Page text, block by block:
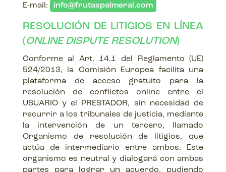
E-mail:
info@frutaspalmeral.com
RESOLUCIÓN DE LITIGIOS EN LÍNEA
(ONLINE DISPUTE RESOLUTION)
Conforme al Art. 14.1 del Reglamento (UE)
524/2013, la Comisión Europea facilita una
plataforma de acceso gratuito para la
resolución de conflictos online entre el
USUARIO y el PRESTADOR, sin necesidad de
recurrir a los tribunales de justicia, mediante
la intervención de un tercero, llamado
Organismo de resolución de litigios, que
actúa de intermediario entre ambos. Este
organismo es neutral y dialogará con ambas
partes para lograr un acuerdo, pudiendo